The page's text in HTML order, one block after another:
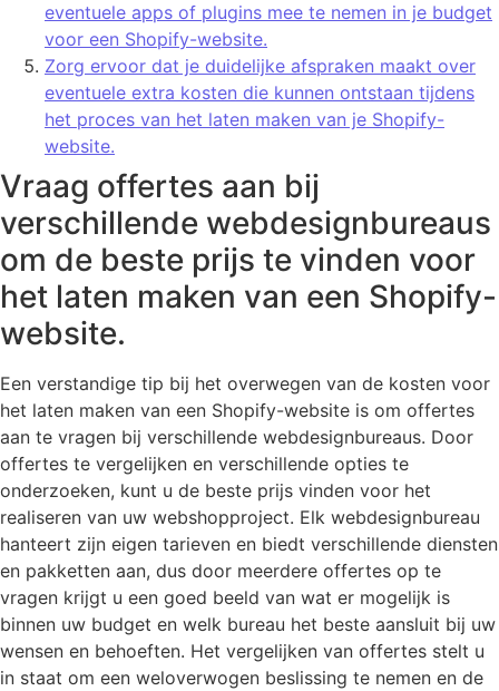
eventuele apps of plugins mee te nemen in je budget
voor een Shopify-website.
Zorg ervoor dat je duidelijke afspraken maakt over
eventuele extra kosten die kunnen ontstaan tijdens
het proces van het laten maken van je Shopify-
website.
Vraag offertes aan bij
verschillende webdesignbureaus
om de beste prijs te vinden voor
het laten maken van een Shopify-
website.
Een verstandige tip bij het overwegen van de kosten voor
het laten maken van een Shopify-website is om offertes
aan te vragen bij verschillende webdesignbureaus. Door
offertes te vergelijken en verschillende opties te
onderzoeken, kunt u de beste prijs vinden voor het
realiseren van uw webshopproject. Elk webdesignbureau
hanteert zijn eigen tarieven en biedt verschillende diensten
en pakketten aan, dus door meerdere offertes op te
vragen krijgt u een goed beeld van wat er mogelijk is
binnen uw budget en welk bureau het beste aansluit bij uw
wensen en behoeften. Het vergelijken van offertes stelt u
in staat om een weloverwogen beslissing te nemen en de